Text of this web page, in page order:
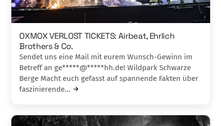
OXMOX VERLOST TICKETS: Airbeat, Ehrlich
Brothers & Co.
Sendet uns eine Mail mit eurem Wunsch-Gewinn im
Betreff an ge*****@*****hh.de! Wildpark Schwarze
Berge Macht euch gefasst auf spannende Fakten über
faszinierende…